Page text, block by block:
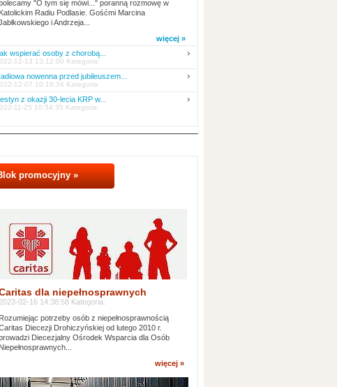
"O tym się mówi..." poranną rozmowę w
Katolickim Radiu Podlasie. Gośćmi Marcina
i Andrzeja...
więcej »
wspierać osoby z chorobą...
12-13 13:12:00 Kategoria:
nowenna przed jubileuszem...
12-07 10:16:34 Kategoria:
z okazji 30-lecia KRP w...
11-25 10:54:35 Kategoria:
promocyjny »
dla niepełnosprawnych
2023-02-16 14:38:58 Kategoria:
Rozumiejąc potrzeby osób z niepełnosprawnością
Diecezji Drohiczyńskiej od lutego 2010 r.
Diecezjalny Ośrodek Wsparcia dla Osób
Niepełnosprawnych...
więcej »